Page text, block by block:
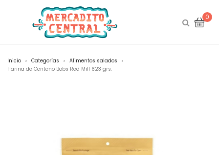
0
Inicio > Categorías > Alimentos salados >
Harina de Centeno Bobs Red Mill 623 grs.